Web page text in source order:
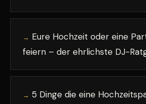
→ Eure Hochzeit oder eine
feiern – der ehrlichste DJ-
→ 5 Dinge die eine